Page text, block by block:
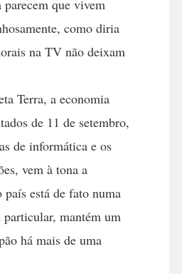
que vivem
como diria
na TV não deixam
Terra, a economia
de 11 de setembro,
de informática e os
vem à tona a
está de fato numa
particular, mantém um
há mais de uma